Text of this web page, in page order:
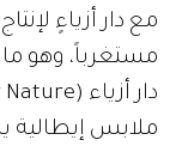
مع دار أزياءٍ
مستغرباً، وهو
ملابس إيطالية